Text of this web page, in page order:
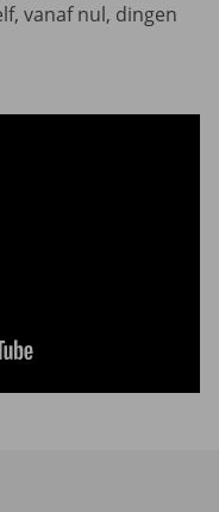
vanaf nul, dingen